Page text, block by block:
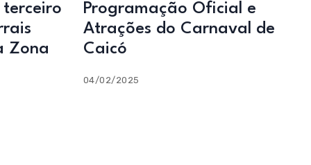
Zona
Programação Oficial e
Atrações do Carnaval de
Caicó
04/02/2025